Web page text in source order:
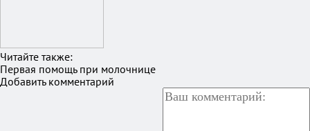
Читайте также:
Первая помощь при молочнице
Добавить комментарий